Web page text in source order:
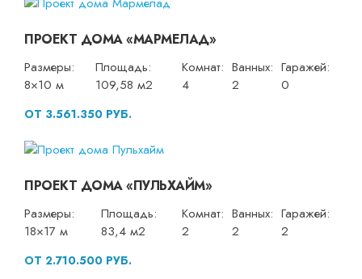
ПРОЕКТ ДОМА «МАРМЕЛАД»
Размеры:
8×10 м
Площадь:
109,58 м2
Комнат:
4
Ванных:
2
Гаражей:
0
ОТ 3.561.350 РУБ.
ПРОЕКТ ДОМА «ПУЛЬХАЙМ»
Размеры:
18×17 м
Площадь:
83,4 м2
Комнат:
2
Ванных:
2
Гаражей:
2
ОТ 2.710.500 РУБ.